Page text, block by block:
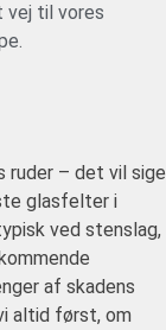
vej til vores
ruder – det vil sige
glasfelter i
ved stenslag,
af skadens
altid først, om